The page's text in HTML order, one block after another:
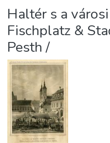
Statistics
About us
Haltér s a
Fischplatz &
Pesth /